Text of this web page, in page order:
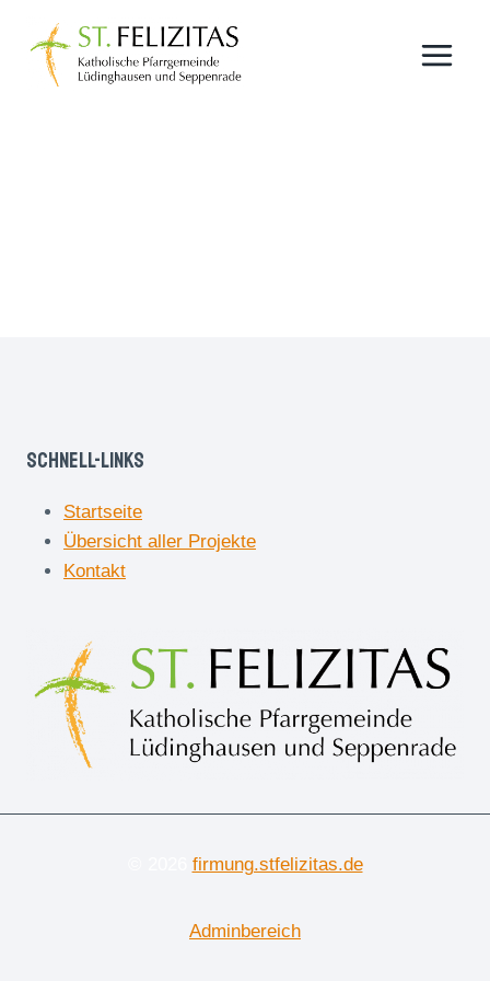
Inhalt
springen
Schnell-Links
Startseite
Übersicht aller Projekte
Kontakt
firmung.stfelizitas.de
Adminbereich